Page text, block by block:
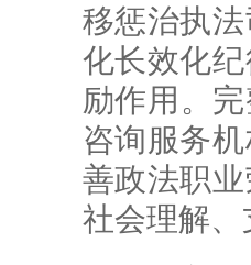
移惩治执
化长效化
励作用。
咨询服务
善政法职
社会理解